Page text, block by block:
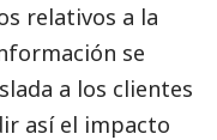
relativos a la
se
a los clientes
así el impacto